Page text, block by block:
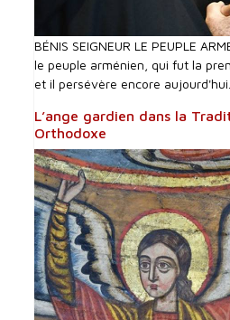
BÉNIS SEIGNEUR LE PEUPLE
le peuple arménien, qui fut la
et il persévère encore aujourd'hui...
L’ange gardien dans la
Orthodoxe